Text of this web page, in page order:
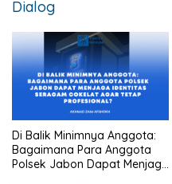
Dialog
Di Balik Minimnya Anggota:
Bagaimana Para Anggota
Polsek Jabon Dapat Menjaga